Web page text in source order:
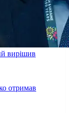
вирішив
отримав